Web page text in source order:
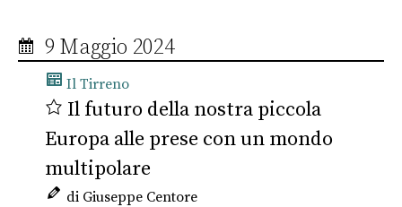
9 Maggio 2024
Il Tirreno
Il futuro della nostra piccola
Europa alle prese con un mondo
multipolare
di Giuseppe Centore